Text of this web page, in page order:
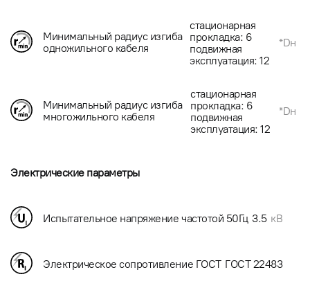
Минимальный радиус изгиба
одножильного кабеля
стационарная
прокладка: 6
подвижная
эксплуатация: 12
*Dн
Минимальный радиус изгиба
многожильного кабеля
стационарная
прокладка: 6
подвижная
эксплуатация: 12
*Dн
Электрические параметры
Испытательное напряжение частотой 50Гц 3.5 кВ
Электрическое сопротивление ГОСТ ГОСТ 22483